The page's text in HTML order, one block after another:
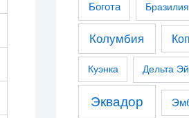
Богота Бразилия
Колумбия
Куэнка Дельта
Эквадор